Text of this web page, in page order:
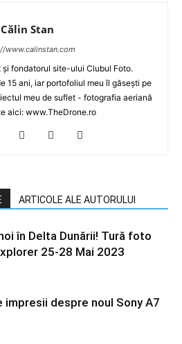
Călin Stan
www.calinstan.com
și fondatorul site-ului Clubul Foto.
15 ani, iar portofoliul meu îl găsești pe
meu de suflet - fotografia aeriană
aici: www.TheDrone.ro
ARTICOLE ALE AUTORULUI
în Delta Dunării! Tură foto
25-28 Mai 2023
impresii despre noul Sony A7